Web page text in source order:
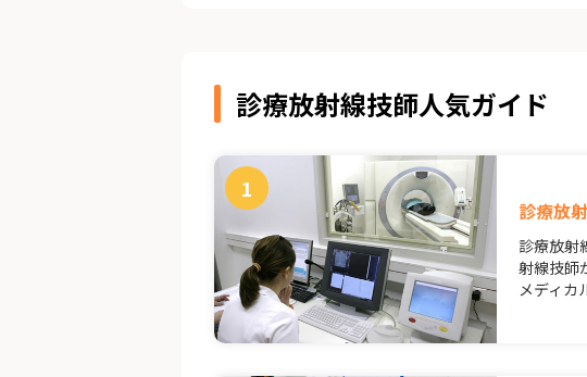
診療放射線技師人気ガイド
診療放
診療放射
射線技師
メディカ